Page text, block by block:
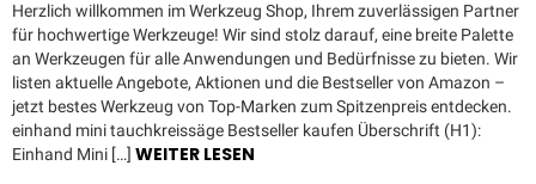
Herzlich willkommen im Werkzeug Shop, Ihrem zuverlässigen Partner
für hochwertige Werkzeuge! Wir sind stolz darauf, eine breite Palette
an Werkzeugen für alle Anwendungen und Bedürfnisse zu bieten. Wir
listen aktuelle Angebote, Aktionen und die Bestseller von Amazon –
jetzt bestes Werkzeug von Top-Marken zum Spitzenpreis entdecken.
einhand mini tauchkreissäge Bestseller kaufen Überschrift (H1):
Einhand Mini […] WEITER LESEN